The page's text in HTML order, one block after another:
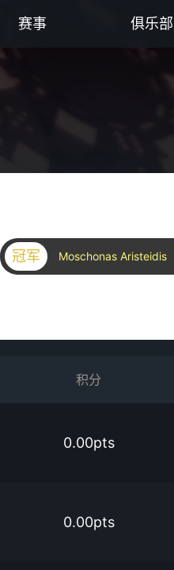
赛事 俱乐部
冠军 Moschonas Aristeidis
积分
0.00pts
0.00pts